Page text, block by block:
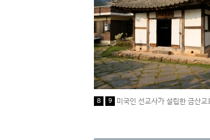
8 9 미국인 선교사가 설립한 금산